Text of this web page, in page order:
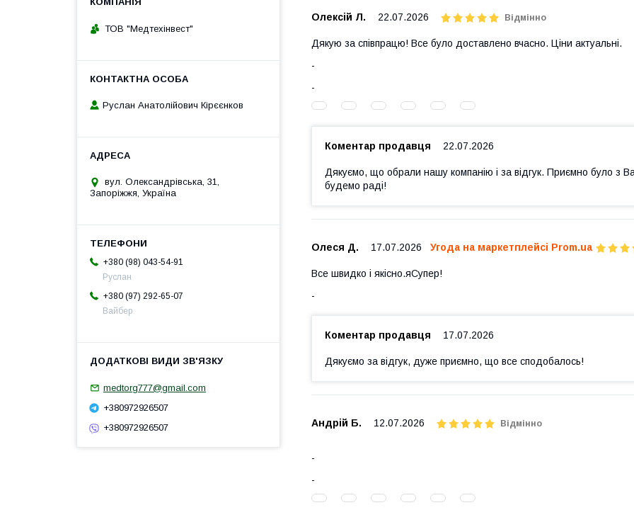
Олексій Л. 22.07.2026 Відмінно
Дякую за співпрацю! Все було доставлено вчасно. Ціни актуальні.
Коментар продавця 22.07.2026
Дякуємо, що обрали нашу компанію і за відгук. Приємно було з
будемо раді!
Олеся Д. 17.07.2026 Угода на маркетплейсі Prom.ua
Все швидко і якісно.яСупер!
Коментар продавця 17.07.2026
Дякуємо за відгук, дуже приємно, що все сподобалось!
Андрій Б. 12.07.2026 Відмінно
ТОВ "Медтехінвест"
Руслан Анатолійович Кірєєнков
вул. Олександрівська, 31,
Запоріжжя, Україна
+380 (98) 043-54-91
Руслан
+380 (97) 292-65-07
Вайбер
medtorg777@gmail.com
+380972926507
+380972926507